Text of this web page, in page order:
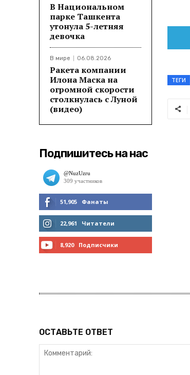
В Национальном
парке Ташкента
утонула 5-летняя
девочка
В мире 06.08.2026
Ракета компании
Илона Маска на
огромной скорости
столкнулась с Луной
(видео)
Подпишитесь на нас
51,905 Фанаты
МНЕ НРАВИТСЯ
22,961 Читатели
8,920 Подписчики
ТЕГИ
ОСТАВЬТЕ ОТВЕТ